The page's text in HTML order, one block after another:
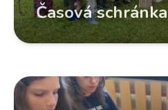
Časová schránka